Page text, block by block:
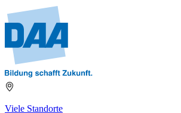
Viele Standorte